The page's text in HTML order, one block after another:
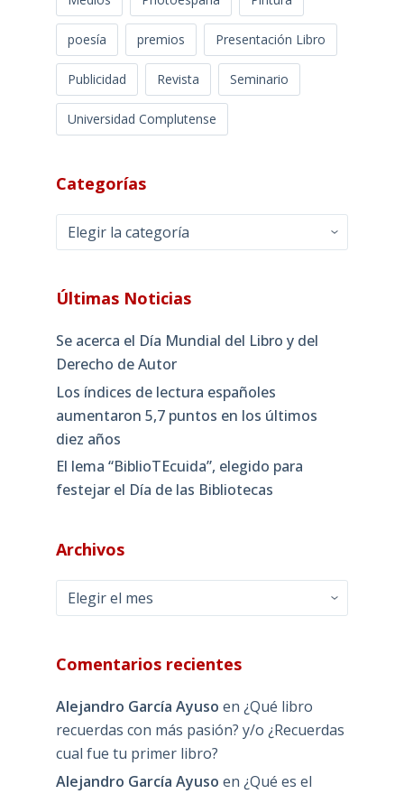
poesía premios Presentación Libro
Publicidad Revista Seminario
Universidad Complutense
Categorías
Categorías
Últimas Noticias
Se acerca el Día Mundial del Libro y del
Derecho de Autor
Los índices de lectura españoles
aumentaron 5,7 puntos en los últimos
diez años
El lema “BiblioTEcuida”, elegido para
festejar el Día de las Bibliotecas
Archivos
Archivos
Comentarios recientes
Alejandro García Ayuso en ¿Qué libro
recuerdas con más pasión? y/o ¿Recuerdas
cual fue tu primer libro?
Alejandro García Ayuso en ¿Qué es el